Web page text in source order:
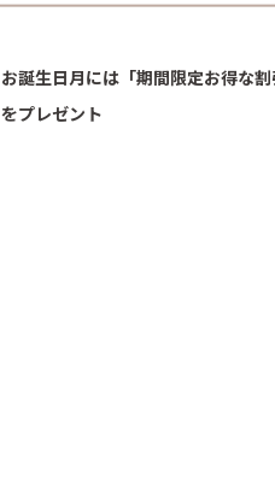
お誕生日月には「期間限定お得な割
をプレゼント